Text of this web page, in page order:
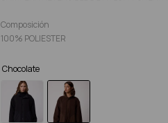
Composición
100% POLIESTER
Chocolate